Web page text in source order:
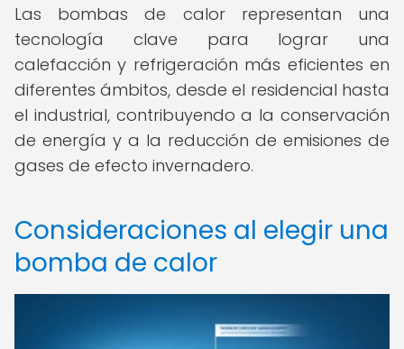
Las bombas de calor representan una
tecnología clave para lograr una
calefacción y refrigeración más eficientes en
diferentes ámbitos, desde el residencial hasta
el industrial, contribuyendo a la conservación
de energía y a la reducción de emisiones de
gases de efecto invernadero.
Consideraciones al elegir una
bomba de calor